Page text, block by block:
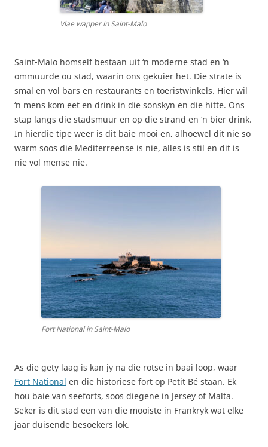
Vlae wapper in Saint-Malo
Saint-Malo homself bestaan uit ‘n moderne stad en ‘n
ommuurde ou stad, waarin ons gekuier het. Die strate is
smal en vol bars en restaurants en toeristwinkels. Hier wil
‘n mens kom eet en drink in die sonskyn en die hitte. Ons
stap langs die stadsmuur en op die strand en ‘n bier drink.
In hierdie tipe weer is dit baie mooi en, alhoewel dit nie so
warm soos die Mediterreense is nie, alles is stil en dit is
nie vol mense nie.
Fort National in Saint-Malo
As die gety laag is kan jy na die rotse in baai loop, waar
Fort National en die historiese fort op Petit Bé staan. Ek
hou baie van seeforts, soos diegene in Jersey of Malta.
Seker is dit stad een van die mooiste in Frankryk wat elke
jaar duisende besoekers lok.